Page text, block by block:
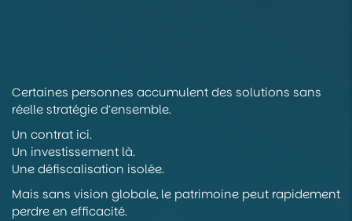
Certaines personnes accumulent des solutions sans
réelle stratégie d’ensemble.
Un contrat ici.
Un investissement là.
Une défiscalisation isolée.
Mais sans vision globale, le patrimoine peut rapidement
perdre en efficacité.